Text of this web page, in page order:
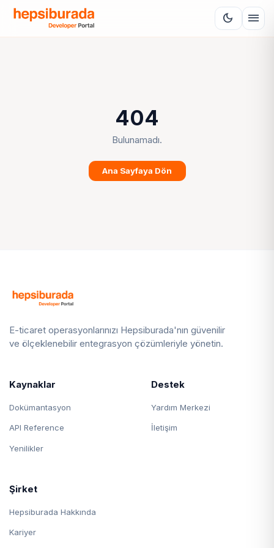
dark_mode menu
404
Bulunamadı.
Ana Sayfaya Dön
E-ticaret operasyonlarınızı Hepsiburada'nın güvenilir
ve ölçeklenebilir entegrasyon çözümleriyle yönetin.
Kaynaklar
Dokümantasyon
API Reference
Yenilikler
Destek
Yardım Merkezi
İletişim
Şirket
Hepsiburada Hakkında
Kariyer